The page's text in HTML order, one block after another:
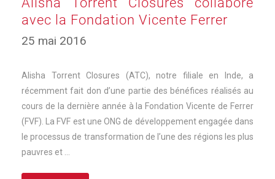
avec la Fondation Vicente Ferrer
25 mai 2016
Alisha Torrent Closures (ATC), notre filiale en Inde, a
récemment fait don d’une partie des bénéfices réalisés au
cours de la dernière année à la Fondation Vicente de Ferrer
(FVF). La FVF est une ONG de développement engagée dans
le processus de transformation de l’une des régions les plus
pauvres et …